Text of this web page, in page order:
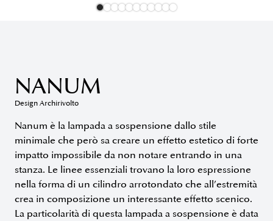
NANUM
Design Archirivolto
Nanum è la lampada a sospensione dallo stile
minimale che però sa creare un effetto estetico di forte
impatto impossibile da non notare entrando in una
stanza. Le linee essenziali trovano la loro espressione
nella forma di un cilindro arrotondato che all’estremità
crea in composizione un interessante effetto scenico.
La particolarità di questa lampada a sospensione è data